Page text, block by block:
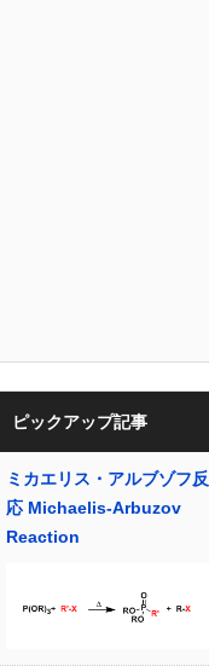
ピックアップ記事
ミカエリス・アルブゾフ反
応 Michaelis-Arbuzov
Reaction